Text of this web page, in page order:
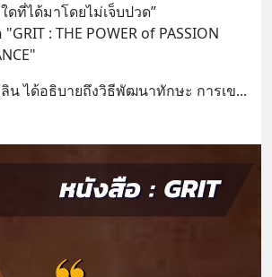
ดที่ได้มาโดยไม่เจ็บปวด”
: THE POWER of PASSION
น ได้อธิบายถึงวิธีพัฒนาทักษะ การเข